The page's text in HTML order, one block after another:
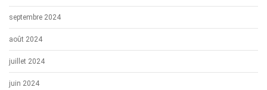
septembre 2024
août 2024
juillet 2024
juin 2024